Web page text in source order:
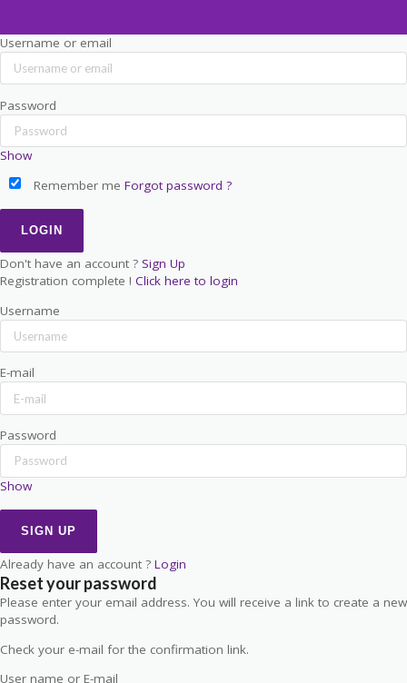
Username or email
Password
Show
Remember me Forgot password ?
Don't have an account ? Sign Up
Registration complete ! Click here to login
Username
E-mail
Password
Show
Already have an account ? Login
Reset your password
Please enter your email address. You will receive a link to create a new
password.
Check your e-mail for the confirmation link.
User name or E-mail